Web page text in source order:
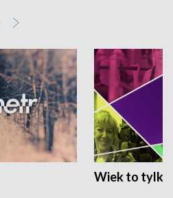
Wiek to tylko